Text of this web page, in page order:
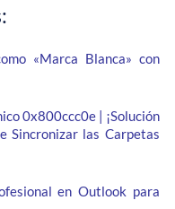
«Marca Blanca» con
0x800ccc0e | ¡Solución
Sincronizar las Carpetas
en Outlook para